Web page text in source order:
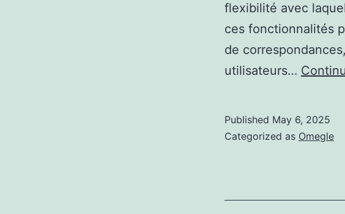
flexibilité avec
ces fonctionnalités
de
utilisateurs…
Published May 6, 2025
Categorized as Omegle